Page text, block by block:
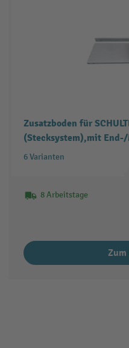
Zusatzboden für
(Stecksystem),mit
6 Varianten
8 Arbeitstage